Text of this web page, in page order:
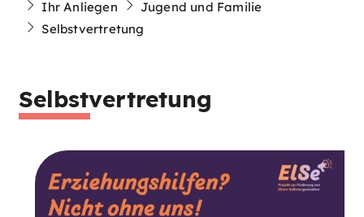
Ihr Anliegen
Jugend und Familie
Selbstvertretung
Selbstvertretung